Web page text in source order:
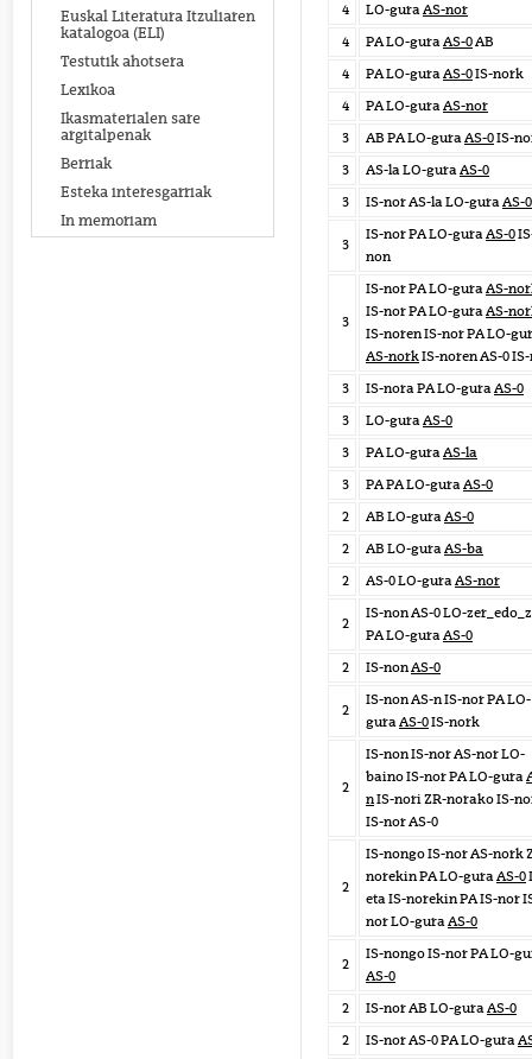
Euskal Literatura Itzuliaren
katalogoa (ELI)
Testutik ahotsera
Lexikoa
Ikasmaterialen sare
argitalpenak
Berriak
Esteka interesgarriak
In memoriam
4
LO-guraAS-nor
4
PA LO-guraAS-0AB
4
PA LO-guraAS-0IS-nork
4
PA LO-guraAS-nor
3
AB PA LO-guraAS-0IS-
3
AS-la LO-guraAS-0
3
IS-nor AS-la LO-guraAS-0
3
IS-nor PA LO-guraAS-0
non
3
IS-nor PA LO-guraAS-
IS-nor PA LO-guraAS-
IS-noren IS-nor PA LO-
AS-norkIS-noren AS-0
3
IS-nora PA LO-guraAS-0
3
LO-guraAS-0
3
PA LO-guraAS-la
3
PA PA LO-guraAS-0
2
AB LO-guraAS-0
2
AB LO-guraAS-ba
2
AS-0 LO-guraAS-nor
2
IS-non AS-0 LO-
PA LO-guraAS-0
2
IS-nonAS-0
2
IS-non AS-n IS-nor PA LO-
guraAS-0IS-nork
2
IS-non IS-nor AS-nor LO-
baino IS-nor PA LO-gura
nIS-nori ZR-norako IS-
IS-nor AS-0
2
IS-nongo IS-nor AS-nork
norekin PA LO-guraAS-0
eta IS-norekin PA IS-nor
nor LO-guraAS-0
2
IS-nongo IS-nor PA LO-
AS-0
2
IS-nor AB LO-guraAS-0
2
IS-nor AS-0 PA LO-gura